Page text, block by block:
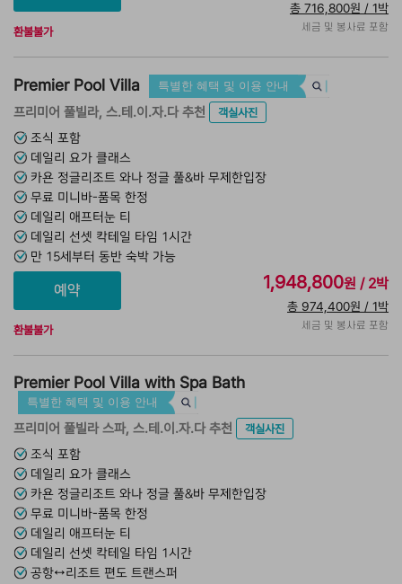
환불불가
총 716,800원 / 1박
세금 및 봉사료 포함
Premier Pool Villa 특별한 혜택 및 이용 안내
프리미어 풀빌라, 스.테.이.자.다 추천
객실사진
조식 포함
데일리 요가 클래스
카욘 정글리조트 와나 정글 풀&바 무제한입장
무료 미니바-품목 한정
데일리 애프터눈 티
데일리 선셋 칵테일 타임 1시간
만 15세부터 동반 숙박 가능
환불불가
1,948,800원 / 2박
총 974,400원 / 1박
세금 및 봉사료 포함
Premier Pool Villa with Spa Bath
특별한 혜택 및 이용 안내
프리미어 풀빌라 스파, 스.테.이.자.다 추천
객실사진
조식 포함
데일리 요가 클래스
카욘 정글리조트 와나 정글 풀&바 무제한입장
무료 미니바-품목 한정
데일리 애프터눈 티
데일리 선셋 칵테일 타임 1시간
공항↔리조트 편도 트랜스퍼